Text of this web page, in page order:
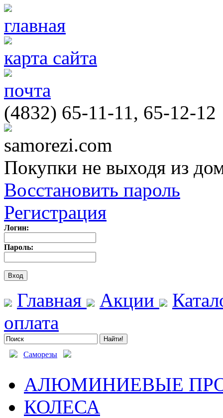
главная
карта сайта
почта
(4832) 65-11-11, 65-12-12
samorezi.com
Покупки не выходя из
Восстановить пароль
Регистрация
Логин:
Пароль:
Главная Акции
оплата
Саморезы
АЛЮМИНИЕВЫЕ
КОЛЕСА